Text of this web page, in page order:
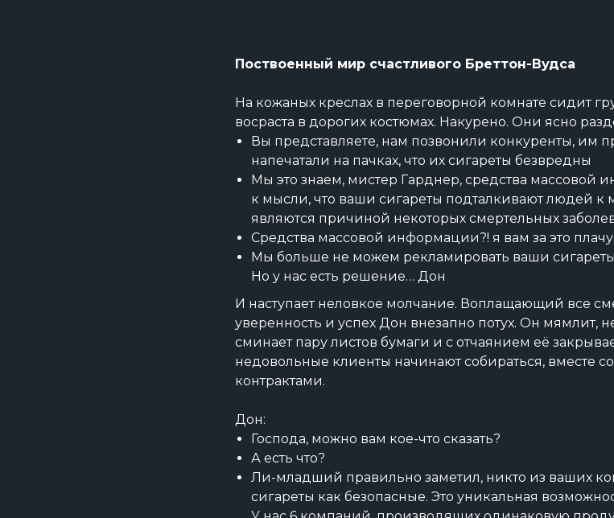
Поствоенный мир счастливого Бреттон-Вудса
На кожаных креслах в переговорной комнате сидит
восраста в дорогих костюмах. Накурено. Они ясно
Вы представляете, нам позвонили конкуренты, им
напечатали на пачках, что их сигареты безвредны
Мы это знаем, мистер Гарднер, средства
к мысли, что ваши сигареты подталкивают людей к
являются причиной некоторых смертельных
Средства массовой информации?! я вам за это
Мы больше не можем рекламировать ваши
Но у нас есть решение… Дон
И наступает неловкое молчание. Воплащающий все
уверенность и успех Дон внезапно потух. Он мямлит,
сминает пару листов бумаги и с отчаянием её
недовольные клиенты начинают собираться, вместе
контрактами.
Дон:
Господа, можно вам кое-что сказать?
А есть что?
Ли-младший правильно заметил, никто из ваших
сигареты как безопасные. Это уникальная